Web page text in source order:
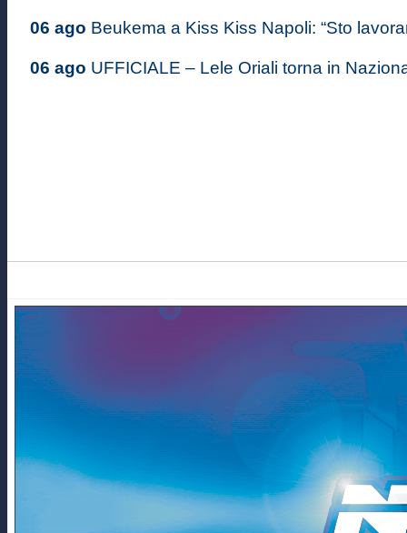
06 ago Beukema a Kiss Kiss Napoli: “Sto
06 ago UFFICIALE – Lele Oriali torna in